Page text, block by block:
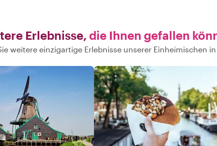
Erlebnisse, die Ihnen gefallen
weitere einzigartige Erlebnisse unserer Einheimischen